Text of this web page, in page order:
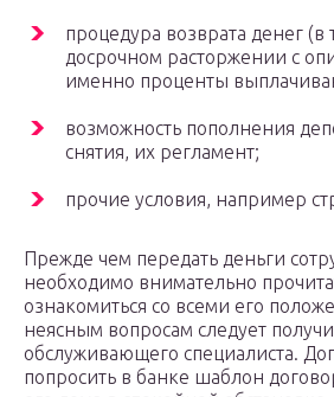
процедура возврата денег (в
досрочном расторжении с
именно проценты
возможность пополнения
снятия, их регламент;
прочие условия, например
Прежде чем передать деньги
необходимо внимательно
ознакомиться со всеми его
неясным вопросам следует
обслуживающего специалиста.
попросить в банке шаблон